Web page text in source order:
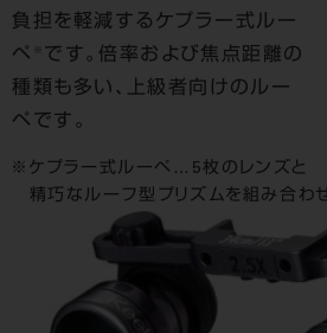
負担を軽減するケプラー式ルー
ペ
です。倍率および焦点距離の
種類も多い、上級者向けのルー
ペです。
ケプラー式ルーペ…5枚のレンズと
精巧なルーフ型プリズムを組み合わ